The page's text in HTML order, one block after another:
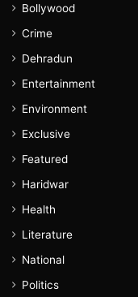
Bollywood
Crime
Dehradun
Entertainment
Environment
Exclusive
Featured
Haridwar
Health
Literature
National
Politics